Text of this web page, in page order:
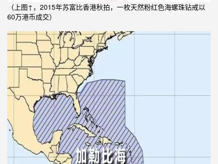
（上图↑，2015年苏富比香港秋拍，一枚天然粉红色海螺珠钻戒以
60万港币成交）